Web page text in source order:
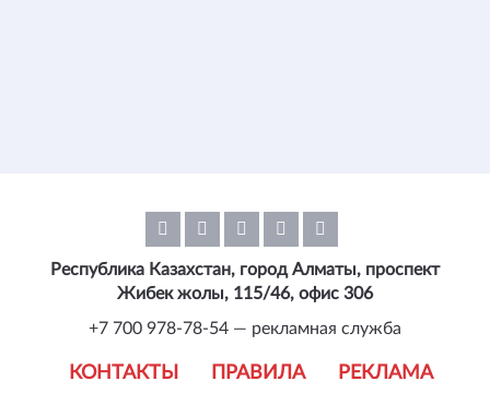
КОНТАКТЫ ПРАВИЛА РЕКЛАМА
Республика Казахстан, город Алматы, проспект
Жибек жолы, 115/46, офис 306
+7 700 978-78-54 — рекламная служба